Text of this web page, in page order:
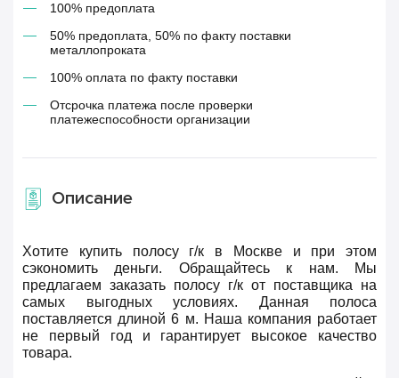
100% предоплата
50% предоплата, 50% по факту поставки
металлопроката
100% оплата по факту поставки
Отсрочка платежа после проверки
платежеспособности организации
Описание
Хотите купить полосу г/к в Москве и при этом
сэкономить деньги. Обращайтесь к нам. Мы
предлагаем заказать полосу г/к от поставщика на
самых выгодных условиях. Данная полоса
поставляется длиной 6 м. Наша компания работает
не первый год и гарантирует высокое качество
товара.